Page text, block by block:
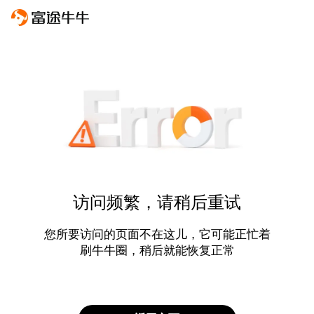
访问频繁，请稍后重试
您所要访问的页面不在这儿，它可能正忙着
刷牛牛圈，稍后就能恢复正常